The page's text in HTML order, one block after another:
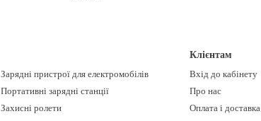
Зарядні пристрої для електромобілів
Портативні зарядні станції
Захисні ролети
Клієнтам
Вхід до кабінету
Про нас
Оплата і доставка